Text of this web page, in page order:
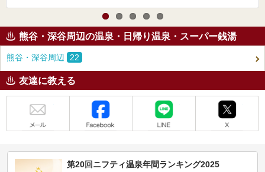
熊谷・深谷周辺の温泉・日帰り温泉・スーパー銭湯
熊谷・深谷周辺 22
友達に教える
第20回ニフティ温泉年間ランキング2025